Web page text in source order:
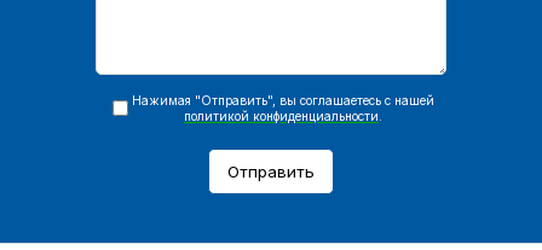
Нажимая "Отправить", вы соглашаетесь с нашей
политикой конфиденциальности
Отправить